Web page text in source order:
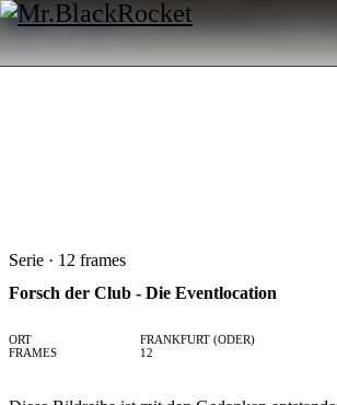
Index →Arbeit → Forsch der Club - Die
Serie · 12 frames
Forsch der Club - Die Eventlocation
ORT
FRANKFURT (ODER)
FRAMES
12